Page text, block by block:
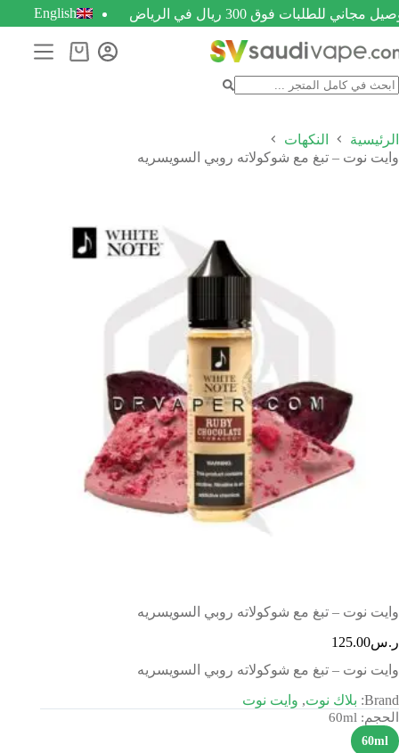
مجاني للطلبات فوق 300 ريال في الرياض English
الرئيسية
النكهات
وايت نوت – تبغ مع شوكولاته روبي السويسريه
وايت نوت – تبغ مع شوكولاته روبي السويسريه
ر.س125.00
وايت نوت – تبغ مع شوكولاته روبي السويسريه
Brand: بلاك نوت, وايت نوت
الحجم: 60ml
60ml